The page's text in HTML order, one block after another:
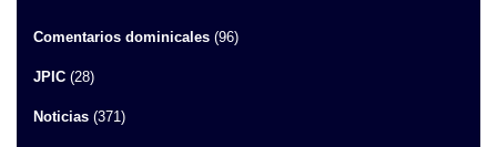
Comentarios dominicales (96)
JPIC (28)
Noticias (371)